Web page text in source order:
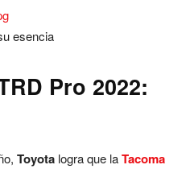
esencia
Pro 2022:
Toyota logra que laTacoma